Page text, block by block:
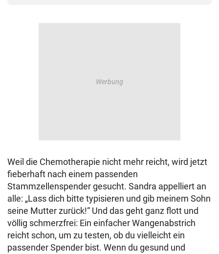
Weil die Chemotherapie nicht mehr reicht, wird jetzt
fieberhaft nach einem passenden
Stammzellenspender gesucht. Sandra appelliert an
alle: „Lass dich bitte typisieren und gib meinem Sohn
seine Mutter zurück!“ Und das geht ganz flott und
völlig schmerzfrei: Ein einfacher Wangenabstrich
reicht schon, um zu testen, ob du vielleicht ein
passender Spender bist. Wenn du gesund und